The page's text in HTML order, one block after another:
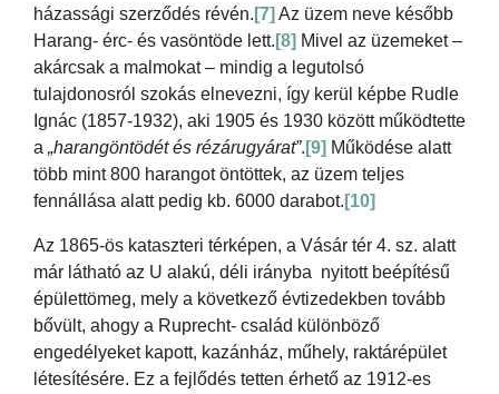
házassági szerződés révén. [7] Az üzem neve később
Harang- érc- és vasöntöde lett. [8] Mivel az üzemeket –
akárcsak a malmokat – mindig a legutolsó
tulajdonosról szokás elnevezni, így kerül képbe Rudle
Ignác (1857-1932), aki 1905 és 1930 között működtette
a „harangöntödét és rézárugyárat”. [9] Működése alatt
több mint 800 harangot öntöttek, az üzem teljes
fennállása alatt pedig kb. 6000 darabot. [10]
Az 1865-ös kataszteri térképen, a Vásár tér 4. sz. alatt
már látható az U alakú, déli irányba nyitott beépítésű
épülettömeg, mely a következő évtizedekben tovább
bővült, ahogy a Ruprecht- család különböző
engedélyeket kapott, kazánház, műhely, raktárépület
létesítésére. Ez a fejlődés tetten érhető az 1912-es